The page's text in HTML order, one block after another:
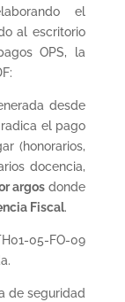
el
al escritorio
OPS, la
desde
el pago
(honorarios,
docencia,
argosdonde
Fiscal.
05-FO-09
de seguridad